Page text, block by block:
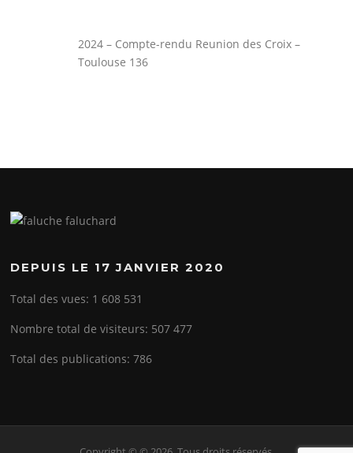
2024 – Compte-rendu Reunion des Croix –
Toulouse 136
DEPUIS LE 17 JANVIER 2020
Total des vues: 1 608 531
Nombre total de visiteurs: 507 477
Total des publications:786